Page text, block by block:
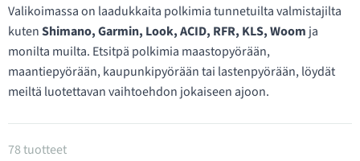
Valikoimassa on laadukkaita polkimia tunnetuilta valmistajilta
kutenShimano, Garmin, Look, ACID, RFR, KLS, Woom ja
monilta muilta. Etsitpä polkimia maastopyörään,
maantiepyörään, kaupunkipyörään tai lastenpyörään, löydät
meiltä luotettavan vaihtoehdon jokaiseen ajoon.
Tuotteet kategoriassa Polkimet
78 tuotteet